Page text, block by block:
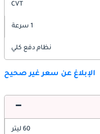
CVT
1 سرعة
نظام دفع كلي
الإبلاغ عن سعر غير صحيح
60 ليتر